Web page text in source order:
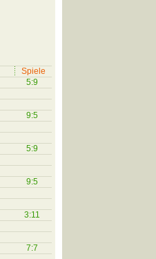
Spiele
5:9
9:5
5:9
9:5
3:11
7:7